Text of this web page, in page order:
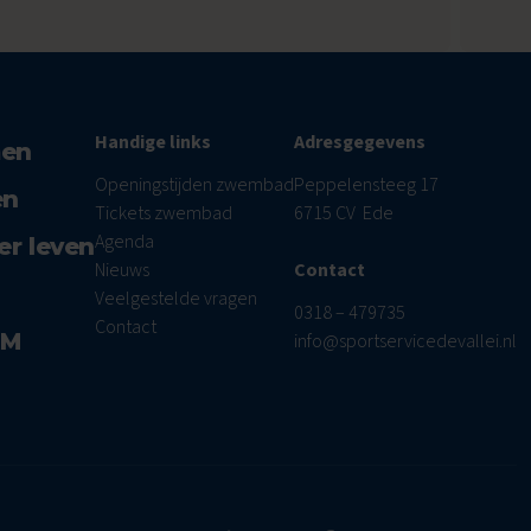
leven
Handige links
Openingstijden zwembad
Tickets zwembad
Agenda
Nieuws
Veelgestelde vragen
Contact
Adresgegevens
Peppelensteeg 17
6715 CV Ede
Contact
0318 – 479735
info@sportservicedevallei.nl